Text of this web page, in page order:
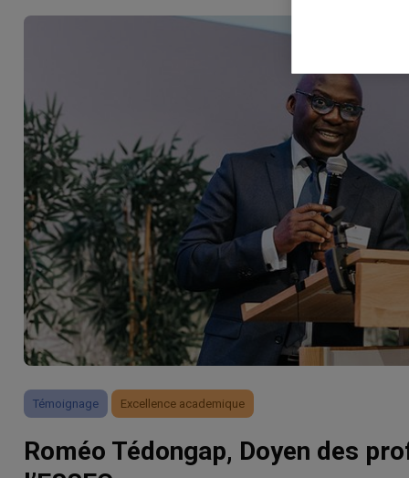
Témoignage Excellence academique
Roméo Tédongap, Doyen des